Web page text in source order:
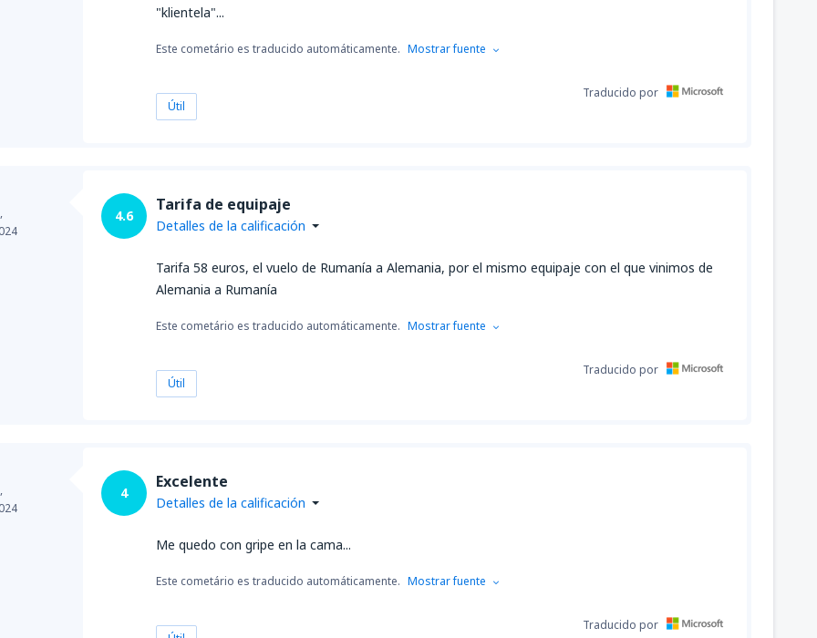
"klientela"...
Este cometário es traducido automáticamente. Mostrar fuente
Útil
Traducido por
4.6
Tarifa de equipaje
Detalles de la calificación
Tarifa 58 euros, el vuelo de Rumanía a Alemania, por el mismo equipaje con el que vinimos de
Alemania a Rumanía
Este cometário es traducido automáticamente. Mostrar fuente
Útil
Traducido por
4
Excelente
Detalles de la calificación
Me quedo con gripe en la cama...
Este cometário es traducido automáticamente. Mostrar fuente
Traducido por